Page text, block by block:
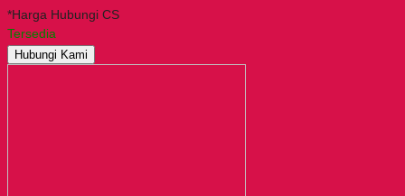
*Harga Hubungi CS
Tersedia
Hubungi Kami